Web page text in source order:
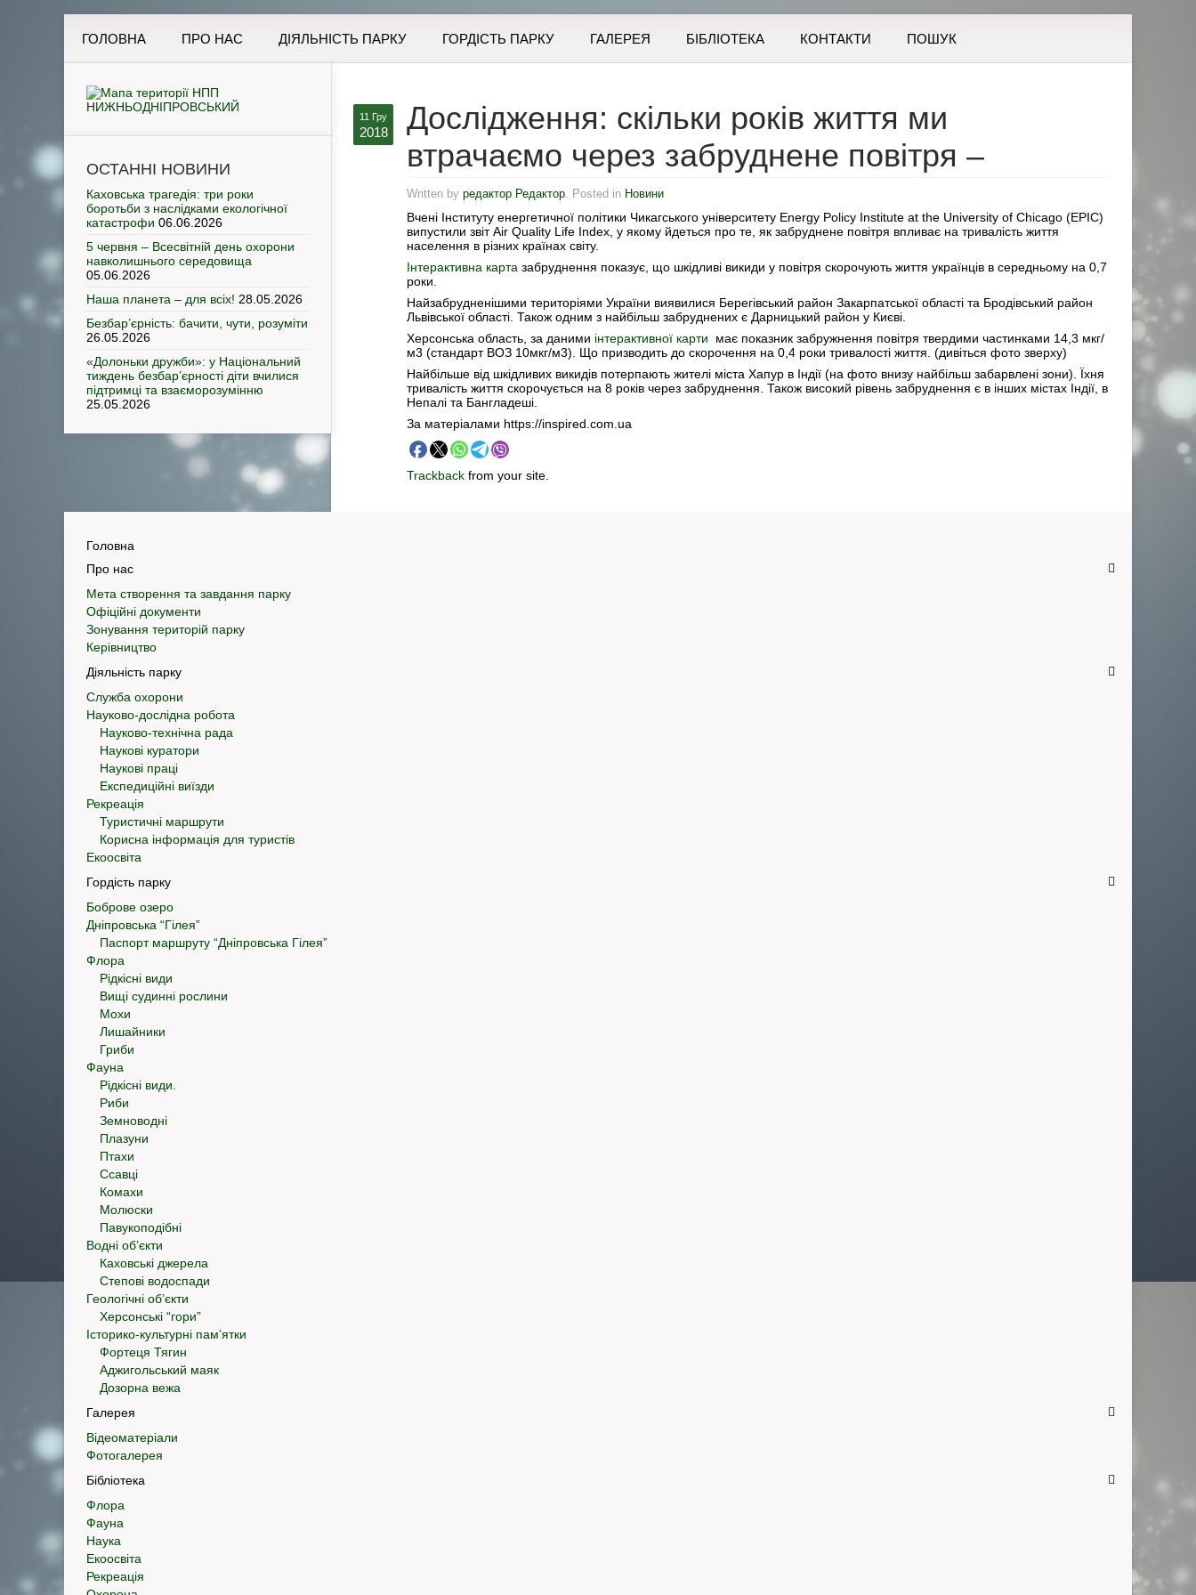
ГОЛОВНА ПРО НАС ДІЯЛЬНІСТЬ ПАРКУ ГОРДІСТЬ ПАРКУ ГАЛЕРЕЯ БІБЛІОТЕКА КОНТАКТИ ПОШУК
11 Гру
2018
Дослідження: скільки років життя ми
втрачаємо через забруднене повітря –
Written by редактор Редактор. Posted in Новини
Вчені Інституту енергетичної політики Чикагського університету Energy Policy Institute at the University of Chicago (EPIC)
випустили звіт Air Quality Life Index, у якому йдеться про те, як забруднене повітря впливає на тривалість життя
населення в різних країнах світу.
Інтерактивна карта забруднення показує, що шкідливі викиди у повітря скорочують життя українців в середньому на 0,7
роки.
Найзабрудненішими територіями України виявилися Берегівський район Закарпатської області та Бродівський район
Львівської області. Також одним з найбільш забруднених є Дарницький район у Києві.
Херсонська область, за даними інтерактивної карти має показник забружнення повітря твердими частинками 14,3 мкг/
м3 (стандарт ВОЗ 10мкг/м3). Що призводить до скорочення на 0,4 роки тривалості життя. (дивіться фото зверху)
Найбільше від шкідливих викидів потерпають жителі міста Хапур в Індії (на фото внизу найбільш забарвлені зони). Їхня
тривалість життя скорочується на 8 років через забруднення. Також високий рівень забруднення є в інших містах Індії, в
Непалі та Бангладеші.
За матеріалами https://inspired.com.ua
Trackback from your site.
ОСТАННІ НОВИНИ
Каховська трагедія: три роки
боротьби з наслідками екологічної
катастрофи 06.06.2026
5 червня – Всесвітній день охорони
навколишнього середовища
05.06.2026
Наша планета – для всіх! 28.05.2026
Безбар’єрність: бачити, чути, розуміти
26.05.2026
«Долоньки дружби»: у Національний
тиждень безбар’єрності діти вчилися
підтримці та взаєморозумінню
25.05.2026
Головна
Про нас
Мета створення та завдання парку
Офіційні документи
Зонування територій парку
Керівництво
Діяльність парку
Служба охорони
Науково-дослідна робота
Науково-технічна рада
Наукові куратори
Наукові праці
Експедиційні виїзди
Рекреація
Туристичні маршрути
Корисна інформація для туристів
Екоосвіта
Гордість парку
Боброве озеро
Дніпровська “Гілея”
Паспорт маршруту “Дніпровська Гілея”
Флора
Рідкісні види
Вищі судинні рослини
Мохи
Лишайники
Гриби
Фауна
Рідкісні види.
Риби
Земноводні
Плазуни
Птахи
Ссавці
Комахи
Молюски
Павукоподібні
Водні об’єкти
Каховські джерела
Степові водоспади
Геологічні об’єкти
Херсонські “гори”
Історико-культурні пам’ятки
Фортеця Тягин
Аджигольський маяк
Дозорна вежа
Галерея
Відеоматеріали
Фотогалерея
Бібліотека
Флора
Фауна
Наука
Екоосвіта
Рекреація